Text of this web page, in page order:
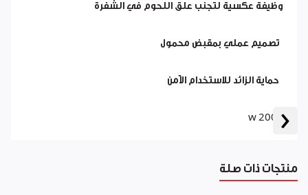
‹
وظيفة عكسية لتجنب علق اللحوم في الشفرة
تصميم عملي بمقبض محمول
حماية الزائد للاستخدام الآمن
2000 w
منتجات ذات صلة